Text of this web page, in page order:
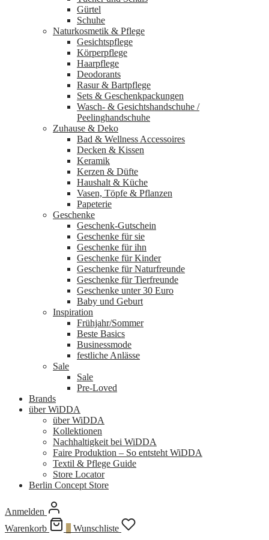
Gürtel
Schuhe
Naturkosmetik & Pflege
Gesichtspflege
Körperpflege
Haarpflege
Deodorants
Rasur & Bartpflege
Sets & Geschenkpackungen
Wasch‑ & Gesichtshandschuhe /
Peelinghandschuhe
Zuhause & Deko
Bad & Wellness Accessoires
Decken & Kissen
Keramik
Kerzen & Düfte
Haushalt & Küche
Vasen, Töpfe & Pflanzen
Papeterie
Geschenke
Geschenk-Gutschein
Geschenke für sie
Geschenke für ihn
Geschenke für Kinder
Geschenke für Naturfreunde
Geschenke für Tierfreunde
Geschenke unter 30 Euro
Baby und Geburt
Inspiration
Frühjahr/Sommer
Beste Basics
Businessmode
festliche Anlässe
Sale
Sale
Pre-Loved
Brands
über WiDDA
über WiDDA
Kollektionen
Nachhaltigkeit bei WiDDA
Faire Produktion – So entsteht WiDDA
Textil & Pflege Guide
Store Locator
Berlin Concept Store
Anmelden
Warenkorb
Wunschliste